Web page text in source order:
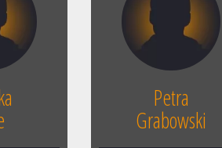
Petra
Grabowski